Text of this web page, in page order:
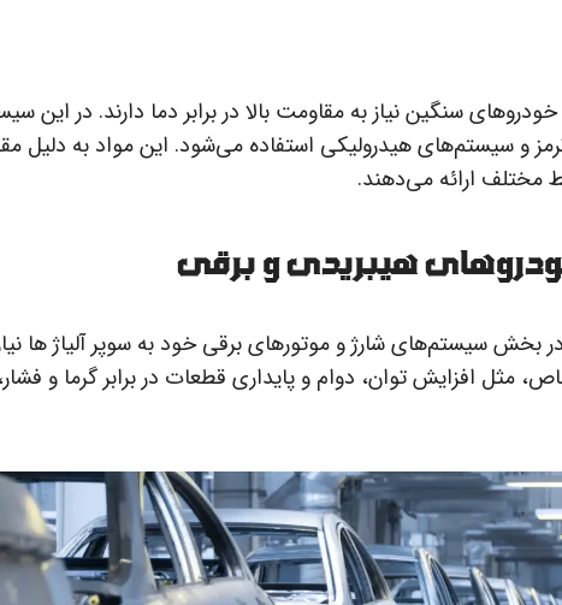
سنگین نیاز به مقاومت بالا در برابر دما دارند. در این
و سیستم‌های هیدرولیکی استفاده می‌شود. این مواد به دلیل
مختلف ارائه می‌دهند.
هیبریدی و برقی
بخش سیستم‌های شارژ و موتورهای برقی خود به سوپر آلیاژ ها نیاز
مثل افزایش توان، دوام و پایداری قطعات در برابر گرما و فشار،